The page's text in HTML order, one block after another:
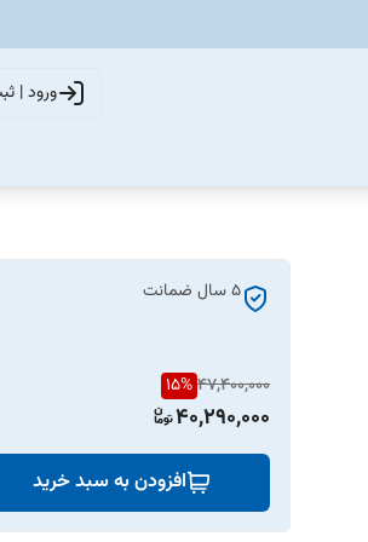
ورود |
5 سال ضمانت
47,400,000
15%
40,290,000
افزودن به سبد خرید